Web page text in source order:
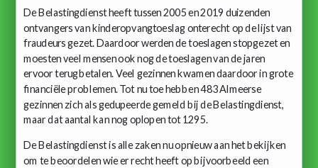
De Belastingdienst heeft tussen 2005 en 2019 duizenden
ontvangers van kinderopvangtoeslag onterecht op de lijst van
fraudeurs gezet. Daardoor werden de toeslagen stopgezet en
moesten veel mensen ook nog de toeslagen van de jaren
ervoor terugbetalen. Veel gezinnen kwamen daardoor in grote
financiële problemen. Tot nu toe hebben 483 Almeerse
gezinnen zich als gedupeerde gemeld bij de Belastingdienst,
maar dat aantal kan nog oplopen tot 1295.
De Belastingdienst is alle zaken nu opnieuw aan het bekijken
om te beoordelen wie er recht heeft op bijvoorbeeld een